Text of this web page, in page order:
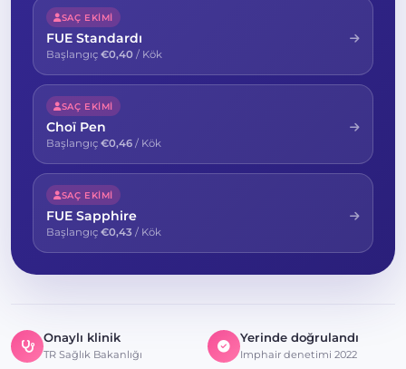
SAÇ EKIMI
FUE Standardı
Başlangıç €0,40 / Kök
SAÇ EKIMI
Choï Pen
Başlangıç €0,46 / Kök
SAÇ EKIMI
FUE Sapphire
Başlangıç €0,43 / Kök
Onaylı klinik
TR Sağlık Bakanlığı
Yerinde doğrulandı
Imphair denetimi 2022